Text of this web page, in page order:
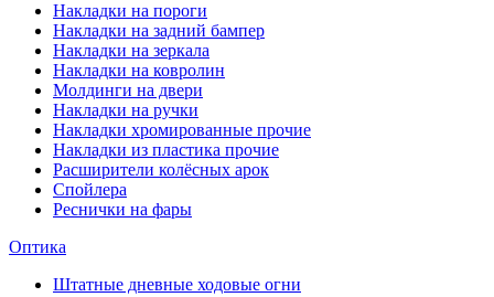
Накладки на пороги
Накладки на задний бампер
Накладки на зеркала
Накладки на ковролин
Молдинги на двери
Накладки на ручки
Накладки хромированные прочие
Накладки из пластика прочие
Расширители колёсных арок
Спойлера
Реснички на фары
Оптика
Штатные дневные ходовые огни